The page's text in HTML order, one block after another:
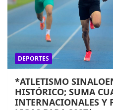
DEPORTES
*ATLETISMO
HISTÓRICO; SUMA
INTERNACIONALES Y